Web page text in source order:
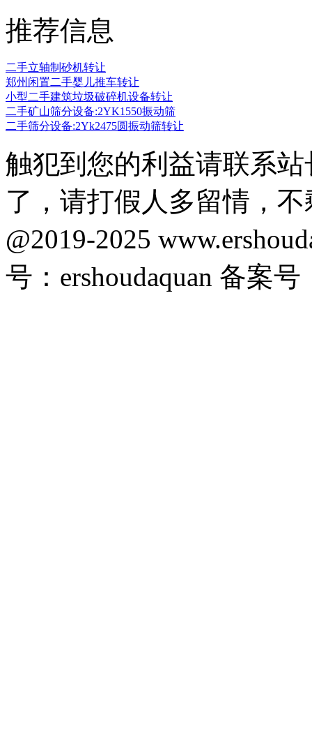
推荐信息
二手立轴制砂机转让
郑州闲置二手婴儿推车转让
小型二手建筑垃圾破碎机设备转让
二手矿山筛分设备:2YK1550振动筛
二手筛分设备:2Yk2475圆振动筛转让
触犯到您的利益请联系
了，请打假人多留情，
@2019-2025
号：ershoudaquan 备案